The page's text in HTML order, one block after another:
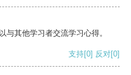
与其他学习者交流学习心得。
支持[0] 反对[0]